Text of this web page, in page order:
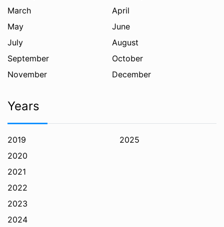
March
April
May
June
July
August
September
October
November
December
Years
2019
2020
2021
2022
2023
2024
2025